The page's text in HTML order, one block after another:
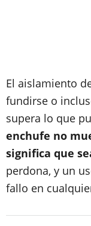
El aislamiento
fundirse o
supera lo que
enchufe no
significa que
perdona, y un
fallo en